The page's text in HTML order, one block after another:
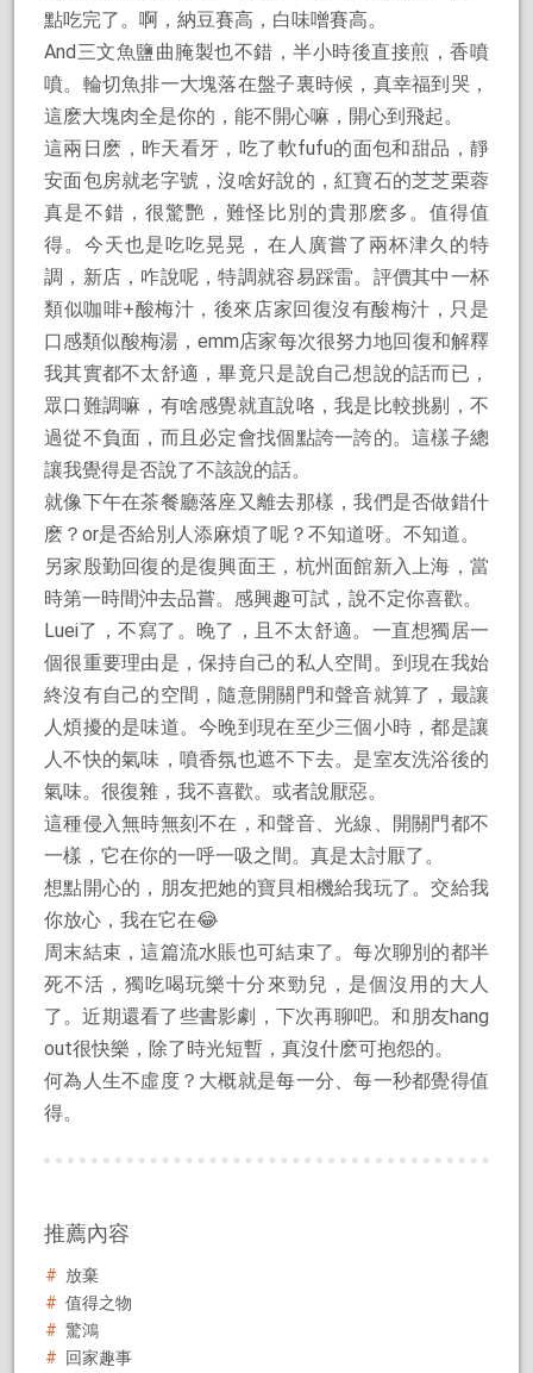
點吃完了。啊，納豆賽高，白味噌賽高。
And三文魚鹽曲腌製也不錯，半小時後直接煎，香噴
噴。輪切魚排一大塊落在盤子裏時候，真幸福到哭，
這麽大塊肉全是你的，能不開心嘛，開心到飛起。
這兩日麽，昨天看牙，吃了軟fufu的面包和甜品，靜
安面包房就老字號，沒啥好說的，紅寶石的芝芝栗蓉
真是不錯，很驚艷，難怪比別的貴那麽多。值得值
得。今天也是吃吃晃晃，在人廣嘗了兩杯津久的特
調，新店，咋說呢，特調就容易踩雷。評價其中一杯
類似咖啡+酸梅汁，後來店家回復沒有酸梅汁，只是
口感類似酸梅湯，emm店家每次很努力地回復和解釋
我其實都不太舒適，畢竟只是說自己想說的話而已，
眾口難調嘛，有啥感覺就直說咯，我是比較挑剔，不
過從不負面，而且必定會找個點誇一誇的。這樣子總
讓我覺得是否說了不該說的話。
就像下午在茶餐廳落座又離去那樣，我們是否做錯什
麽？or是否給別人添麻煩了呢？不知道呀。不知道。
另家殷勤回復的是復興面王，杭州面館新入上海，當
時第一時間沖去品嘗。感興趣可試，說不定你喜歡。
Luei了，不寫了。晚了，且不太舒適。一直想獨居一
個很重要理由是，保持自己的私人空間。到現在我始
終沒有自己的空間，隨意開關門和聲音就算了，最讓
人煩擾的是味道。今晚到現在至少三個小時，都是讓
人不快的氣味，噴香氛也遮不下去。是室友洗浴後的
氣味。很復雜，我不喜歡。或者說厭惡。
這種侵入無時無刻不在，和聲音、光線、開關門都不
一樣，它在你的一呼一吸之間。真是太討厭了。
想點開心的，朋友把她的寶貝相機給我玩了。交給我
你放心，我在它在😂
周末結束，這篇流水賬也可結束了。每次聊別的都半
死不活，獨吃喝玩樂十分來勁兒，是個沒用的大人
了。近期還看了些書影劇，下次再聊吧。和朋友hang
out很快樂，除了時光短暫，真沒什麽可抱怨的。
何為人生不虛度？大概就是每一分、每一秒都覺得值
得。
推薦內容
放棄
值得之物
驚鴻
回家趣事